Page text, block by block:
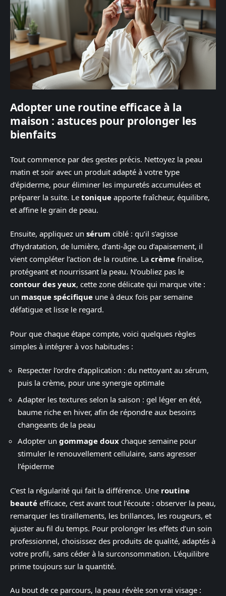
Adopter une routine efficace à la
maison : astuces pour prolonger les
bienfaits
Tout commence par des gestes précis. Nettoyez la peau
matin et soir avec un produit adapté à votre type
d’épiderme, pour éliminer les impuretés accumulées et
préparer la suite. Le tonique apporte fraîcheur, équilibre,
et affine le grain de peau.
Ensuite, appliquez un sérum ciblé : qu’il s’agisse
d’hydratation, de lumière, d’anti-âge ou d’apaisement, il
vient compléter l’action de la routine. La crème finalise,
protégeant et nourrissant la peau. N’oubliez pas le
contour des yeux, cette zone délicate qui marque vite :
un masque spécifique une à deux fois par semaine
défatigue et lisse le regard.
Pour que chaque étape compte, voici quelques règles
simples à intégrer à vos habitudes :
Respecter l’ordre d’application : du nettoyant au sérum,
puis la crème, pour une synergie optimale
Adapter les textures selon la saison : gel léger en été,
baume riche en hiver, afin de répondre aux besoins
changeants de la peau
Adopter un gommage doux chaque semaine pour
stimuler le renouvellement cellulaire, sans agresser
l’épiderme
C’est la régularité qui fait la différence. Une routine
beauté efficace, c’est avant tout l’écoute : observer la peau,
remarquer les tiraillements, les brillances, les rougeurs, et
ajuster au fil du temps. Pour prolonger les effets d’un soin
professionnel, choisissez des produits de qualité, adaptés à
votre profil, sans céder à la surconsommation. L’équilibre
prime toujours sur la quantité.
Au bout de ce parcours, la peau révèle son vrai visage :